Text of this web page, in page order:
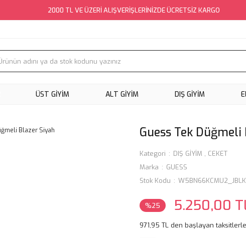
2000 TL VE ÜZERİ ALIŞVERİŞLERİNİZDE ÜCRETSİZ KARGO
ÜST GİYİM ALT GİYİM DIŞ GİYİM
Guess Tek
Kategori DIŞ GİYİM , CEKET
Marka
GUESS
Stok Kodu
W5BN66KCMU2_JBLK
%25 5.250,00
971,95 TL den başlayan